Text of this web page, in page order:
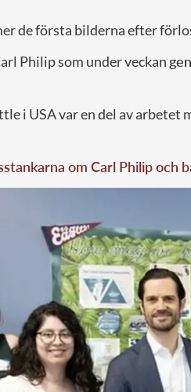
de första bilderna efter
Philip som under veckan
i USA var en del av
om Carl Philip och